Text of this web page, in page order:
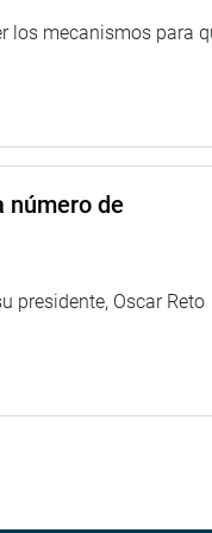
los mecanismos para
número de
presidente, Oscar Reto